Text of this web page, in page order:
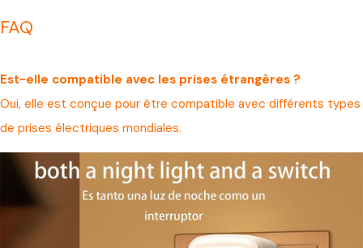
FAQ
Est-elle compatible avec les prises étrangères ?
Oui, elle est conçue pour être compatible avec différents types
de prises électriques mondiales.